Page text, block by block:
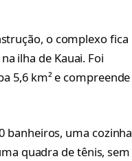
o complexo fica
ilha de Kauai. Foi
5,6 km² e compreende
banheiros, uma cozinha
quadra de tênis, sem